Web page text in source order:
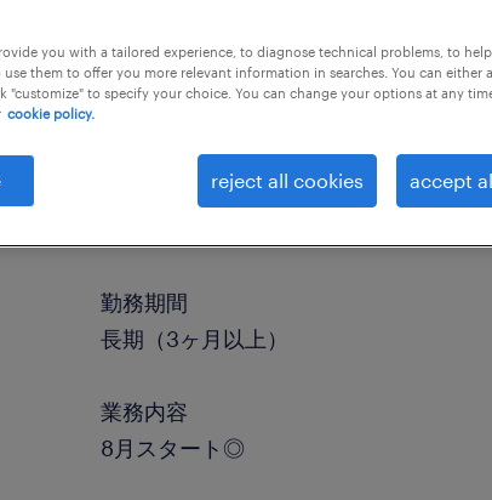
勤務期間
長期（3ヶ月以上）
業務内容
8月スタート◎
you with a tailored experience, to diagnose technical problems, to
use them to offer you more relevant information in searches. You can either
"customize" to specify your choice. You can change your options at any
cookie policy.
reject all cookies accept